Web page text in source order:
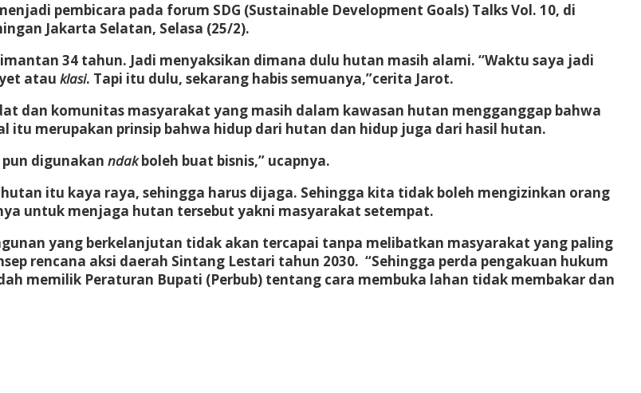
pembicara pada forum SDG (Sustainable Development Goals) Talks Vol. 10, di
Jakarta Selatan, Selasa (25/2).
34 tahun. Jadi menyaksikan dimana dulu hutan masih alami. “Waktu saya jadi
atau klasi. Tapi itu dulu, sekarang habis semuanya,”cerita Jarot.
dan komunitas masyarakat yang masih dalam kawasan hutan mengganggap bahwa
merupakan prinsip bahwa hidup dari hutan dan hidup juga dari hasil hutan.
digunakan ndakboleh buat bisnis,” ucapnya.
itu kaya raya, sehingga harus dijaga. Sehingga kita tidak boleh mengizinkan orang
untuk menjaga hutan tersebut yakni masyarakat setempat.
yang berkelanjutan tidak akan tercapai tanpa melibatkan masyarakat yang paling
rencana aksi daerah Sintang Lestari tahun 2030. “Sehingga perda pengakuan hukum
memilik Peraturan Bupati (Perbub) tentang cara membuka lahan tidak membakar dan